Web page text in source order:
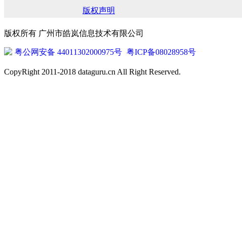
版权声明
版权所有 广州市皓岚信息技术有限公司
粤公网安备 44011302000975号 粤ICP备08028958号
CopyRight 2011-2018 dataguru.cn All Right Reserved.